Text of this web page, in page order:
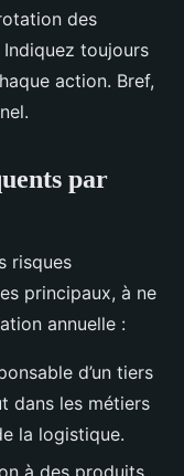
des
toujours
action. Bref,
par
risques
principaux, à ne
annuelle :
d’un tiers
dans les métiers
la logistique.